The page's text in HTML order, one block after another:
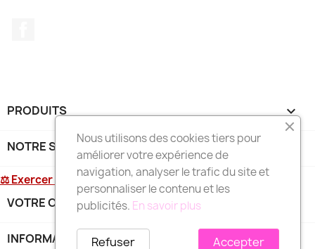
PRODUITS 
NOTRE SOCIÉTÉ
⚖ Exercer mon droit de rétractation
VOTRE COMPTE
INFORMATIONS
Nous utilisons des cookies tiers pour
améliorer votre expérience de
navigation, analyser le trafic du site et
personnaliser le contenu et les
publicités. En savoir plus
Accepter
Refuser